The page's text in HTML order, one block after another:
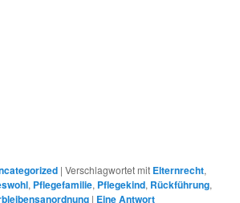
|Verschlagwortet mit Elternrecht,
, Pflegefamilie, Pflegekind, Rückführung,
| EineAntwort